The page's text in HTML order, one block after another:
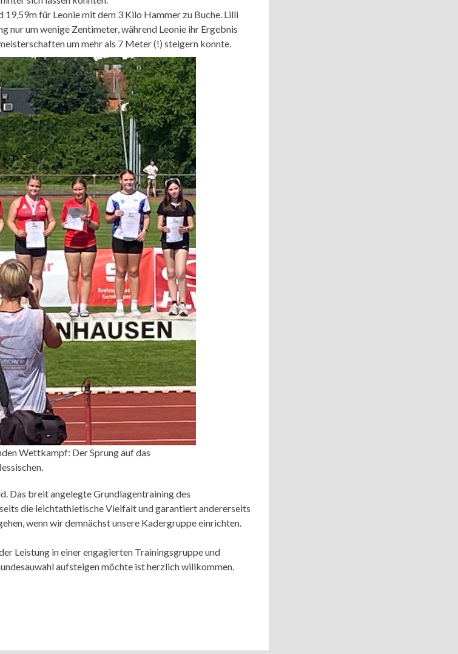
19,59m für Leonie mit dem 3 Kilo Hammer zu Buche. Lilli
nur um wenige Zentimeter, während Leonie ihr Ergebnis
um mehr als 7 Meter (!) steigern konnte.
Wettkampf: Der Sprung auf das
Das breit angelegte Grundlagentraining des
die leichtathletische Vielfalt und garantiert andererseits
wenn wir demnächst unsere Kadergruppe einrichten.
Leistung in einer engagierten Trainingsgruppe und
aufsteigen möchte ist herzlich willkommen.